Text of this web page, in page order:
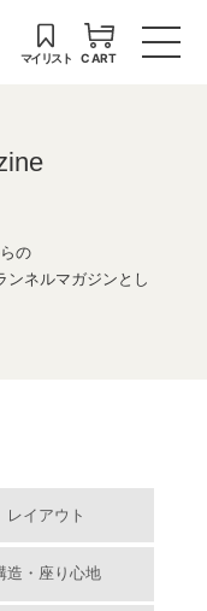
マイリスト CART
の
ンネルマガジンとし
レイアウト
造・座り心地